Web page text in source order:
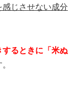
感じさせない成分
するときに 「米ぬ